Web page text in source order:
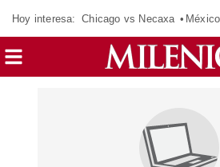
Hoy interesa: Chicago vs Necaxa